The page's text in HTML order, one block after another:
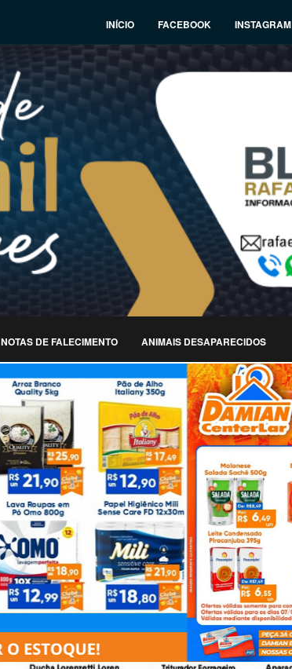
INÍCIO FACEBOOK INSTAGRAM
NOTAS DE FALECIMENTO ANIMAIS DESAPARECIDOS